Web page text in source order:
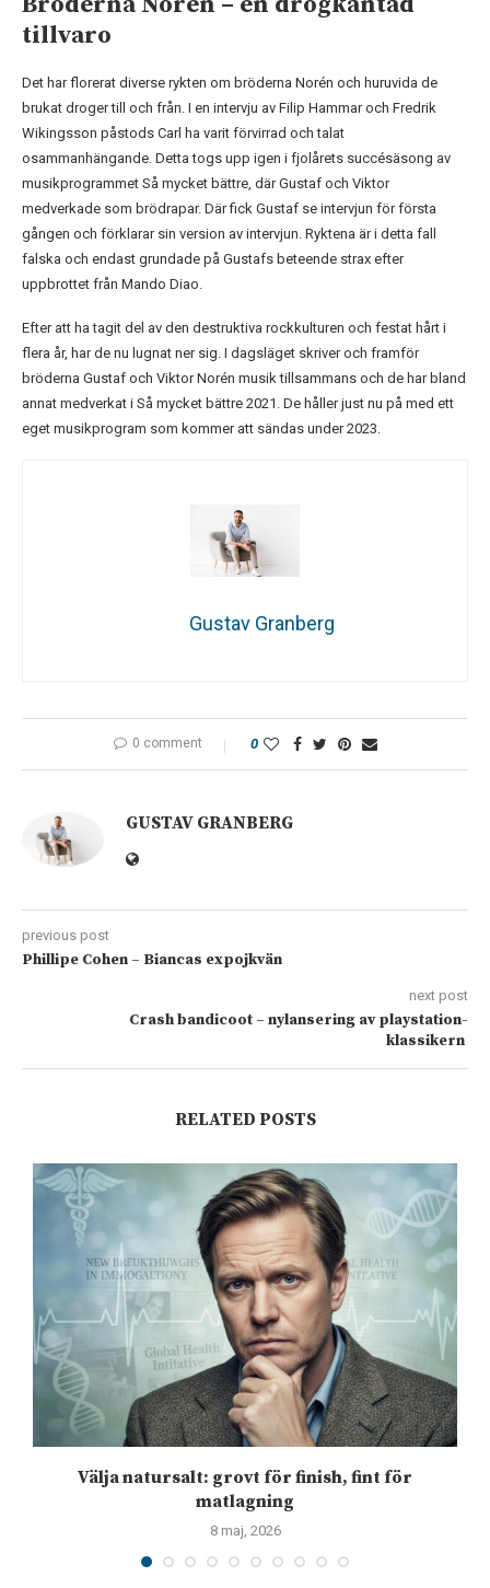
tillvaro
Det har florerat diverse rykten om bröderna Norén och huruvida de
brukat droger till och från. I en intervju av Filip Hammar och Fredrik
Wikingsson påstods Carl ha varit förvirrad och talat
osammanhängande. Detta togs upp igen i fjolårets succésäsong av
musikprogrammet Så mycket bättre, där Gustaf och Viktor
medverkade som brödrapar. Där fick Gustaf se intervjun för första
gången och förklarar sin version av intervjun. Ryktena är i detta fall
falska och endast grundade på Gustafs beteende strax efter
uppbrottet från Mando Diao.
Efter att ha tagit del av den destruktiva rockkulturen och festat hårt i
flera år, har de nu lugnat ner sig. I dagsläget skriver och framför
bröderna Gustaf och Viktor Norén musik tillsammans och de har bland
annat medverkat i Så mycket bättre 2021. De håller just nu på med ett
eget musikprogram som kommer att sändas under 2023.
Gustav Granberg
0 comment 0
GUSTAV GRANBERG
previous post
Phillipe Cohen – Biancas expojkvän
next post
Crash bandicoot – nylansering av playstation-
klassikern
RELATED POSTS
Välja natursalt: grovt för finish, fint för
matlagning
8 maj, 2026